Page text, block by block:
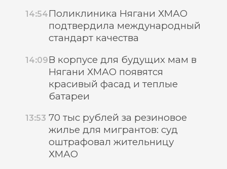
14:54Поликлиника Нягани ХМАО
подтвердила международный
стандарт качества
14:09В корпусе для будущих мам в
Нягани ХМАО появятся
красивый фасад и теплые
батареи
13:53 70 тыс рублей за резиновое
жилье для мигрантов: суд
оштрафовал жительницу
ХМАО